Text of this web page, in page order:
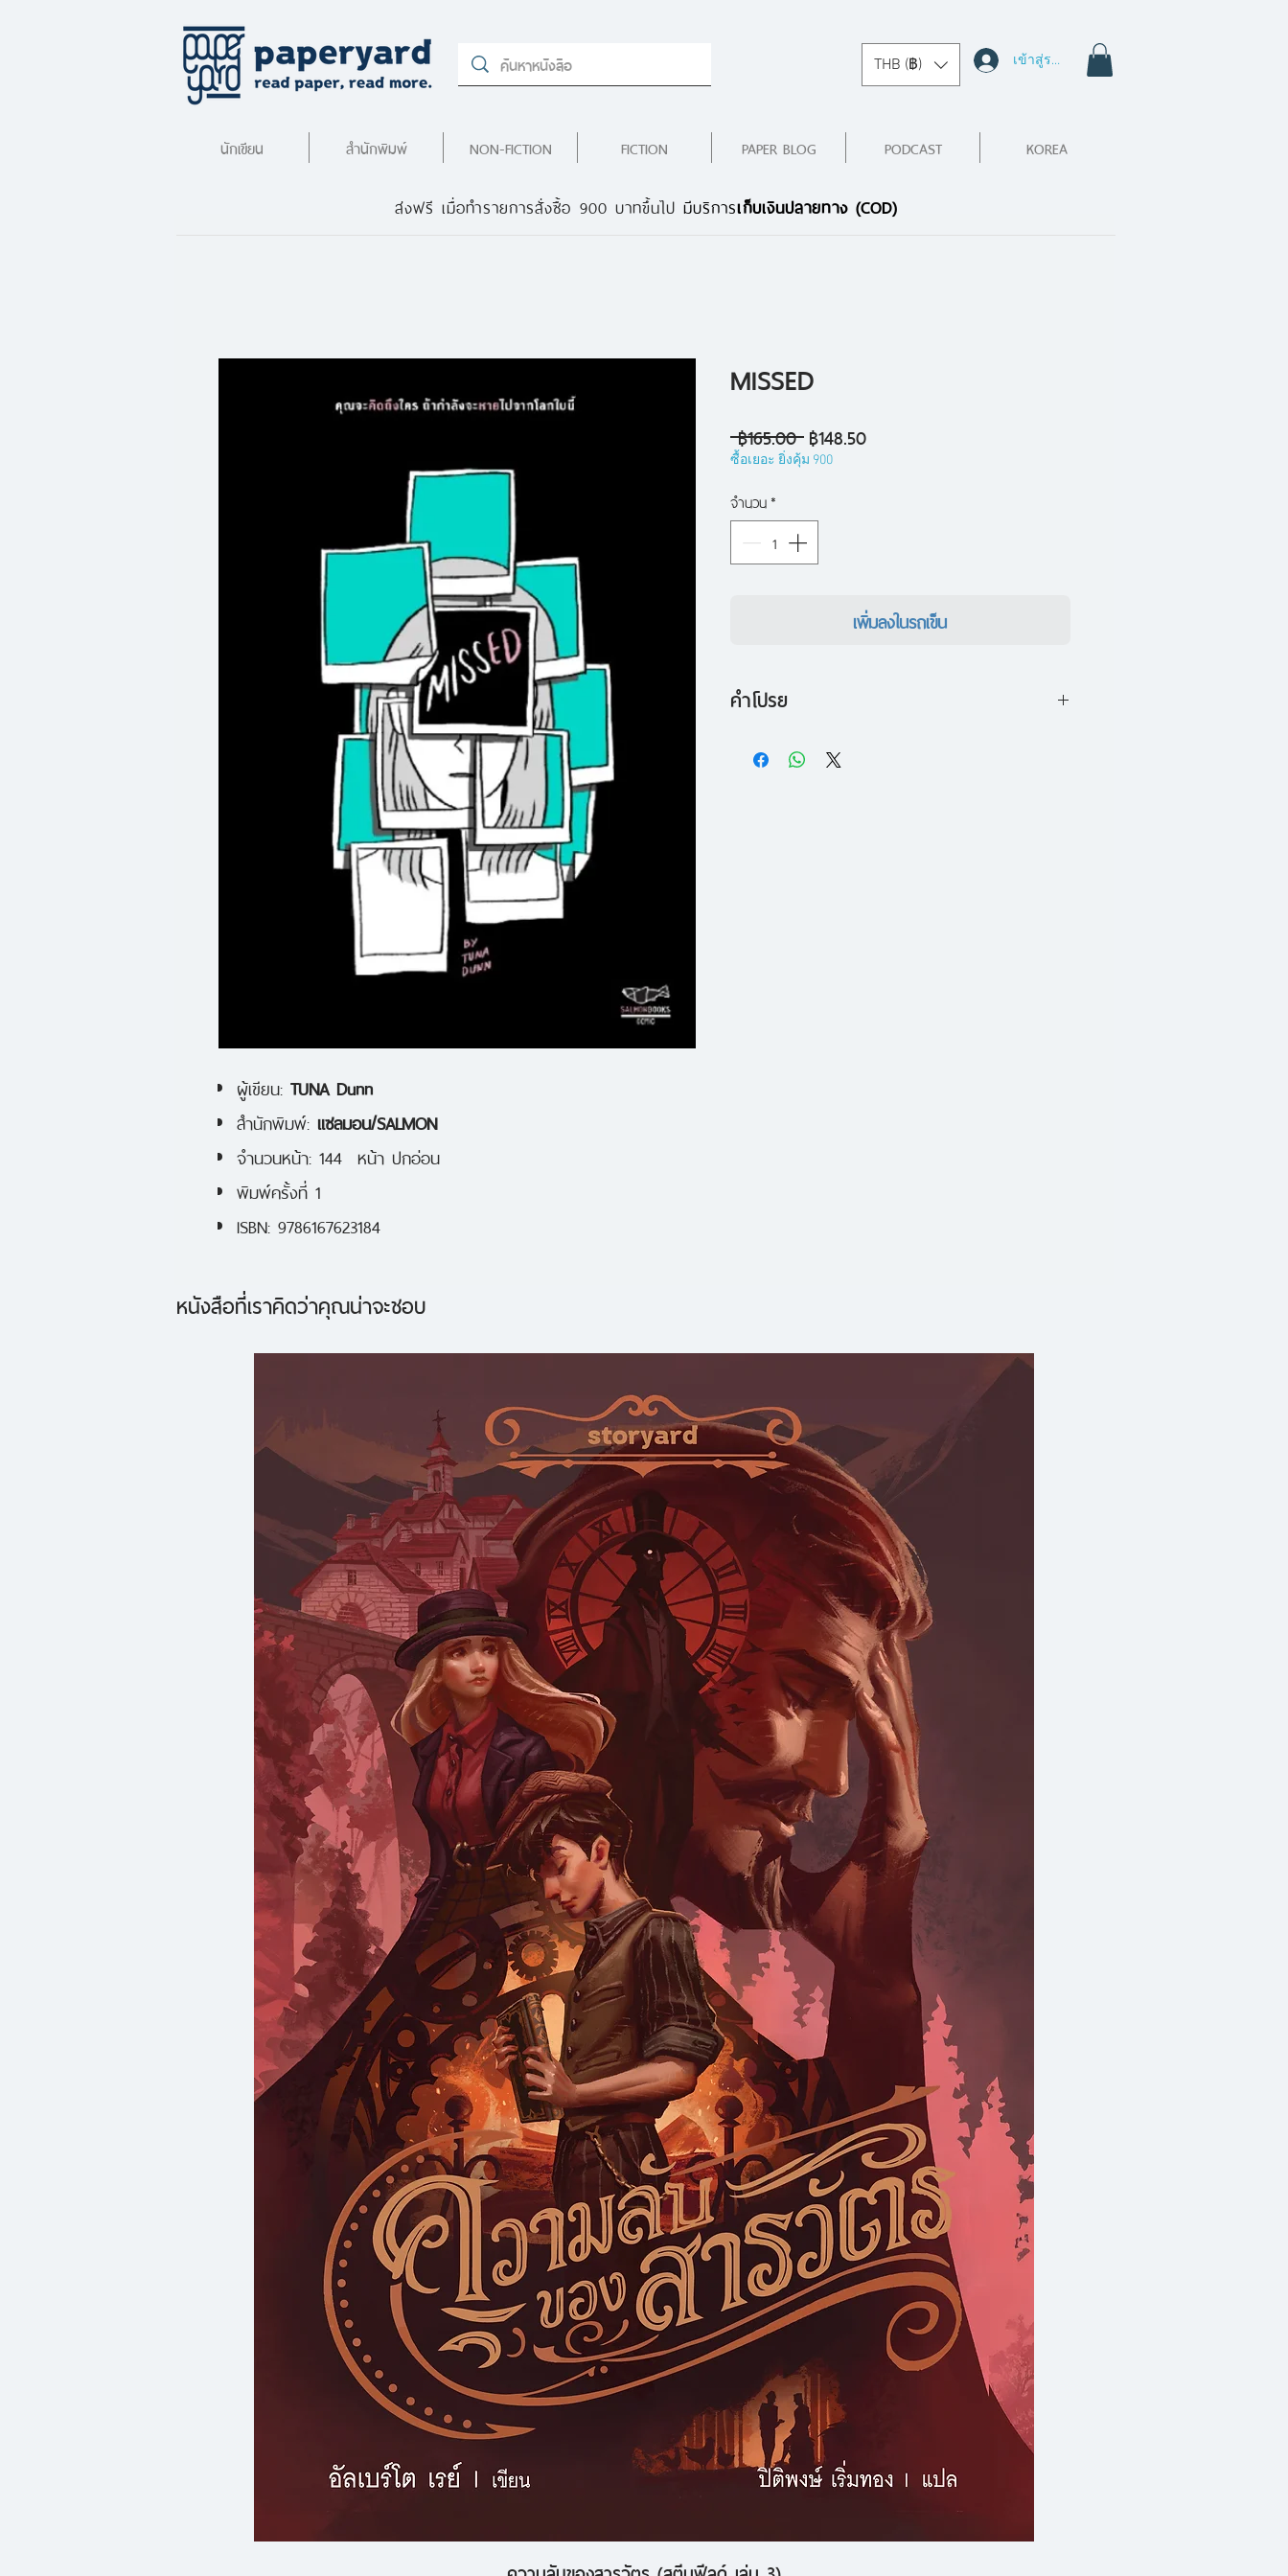
THB (฿) เข้าสู่ระบบ
นักเขียน สำนักพิมพ์ NON-FICTION FICTION PAPER BLOG PODCAST KOREA
ผู้เขียน: TUNA Dunn
สำนักพิมพ์: แซลมอน/SALMON
จำนวนหน้า: 144 หน้า ปกอ่อน
พิมพ์ครั้งที่ 1
ISBN: 9786167623184
MISSED
฿165.00 ราคา
ปกติ
฿148.50ราคา
ซื้อเยอะ ยิ่งคุ้ม 900
จำนวน*
เพิ่มลงในรถเข็น
คำโปรย
‘MISSED’ การ์ตูนขนาดยาวเรื่องแรกของ TUNA
ส่งฟรี เมื่อทำรายการสั่งซื้อ 900 บาทขึ้นไป มีบริการเก็บเงินปลายทาง (COD)
หนังสือที่เราคิดว่าคุณน่าจะชอบ
ดูข้อมูลด่วน